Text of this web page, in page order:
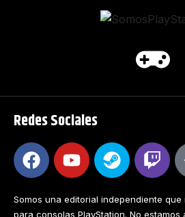
Redes Sociales
Somos una editorial independiente
para consolas PlayStation. No estamos